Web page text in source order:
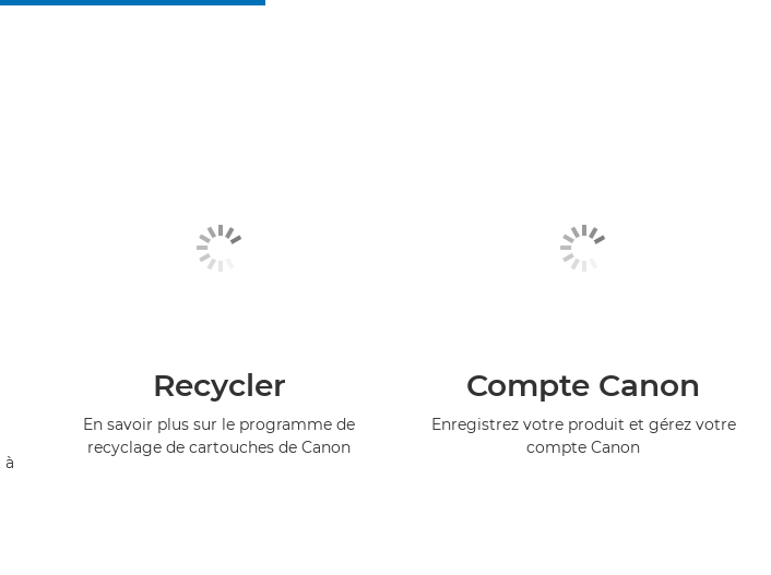
à
Recycler
En savoir plus sur le programme de
recyclage de cartouches de Canon
Compte Canon
Enregistrez votre produit et gérez votre
compte Canon